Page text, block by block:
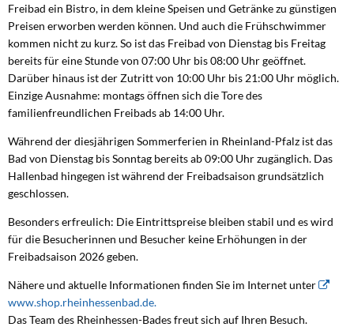
Freibad ein Bistro, in dem kleine Speisen und Getränke zu günstigen
Preisen erworben werden können. Und auch die Frühschwimmer
kommen nicht zu kurz. So ist das Freibad von Dienstag bis Freitag
bereits für eine Stunde von 07:00 Uhr bis 08:00 Uhr geöffnet.
Darüber hinaus ist der Zutritt von 10:00 Uhr bis 21:00 Uhr möglich.
Einzige Ausnahme: montags öffnen sich die Tore des
familienfreundlichen Freibads ab 14:00 Uhr.
Während der diesjährigen Sommerferien in Rheinland-Pfalz ist das
Bad von Dienstag bis Sonntag bereits ab 09:00 Uhr zugänglich. Das
Hallenbad hingegen ist während der Freibadsaison grundsätzlich
geschlossen.
Besonders erfreulich: Die Eintrittspreise bleiben stabil und es wird
für die Besucherinnen und Besucher keine Erhöhungen in der
Freibadsaison 2026 geben.
Nähere und aktuelle Informationen finden Sie im Internet unter
www.shop.rheinhessenbad.de.
Das Team des Rheinhessen-Bades freut sich auf Ihren Besuch.